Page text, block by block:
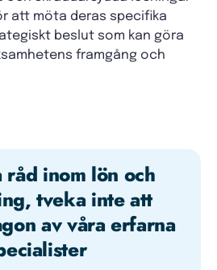
att möta deras specifika
beslut som kan göra
framgång och
inom lön och
tveka inte att
av våra erfarna